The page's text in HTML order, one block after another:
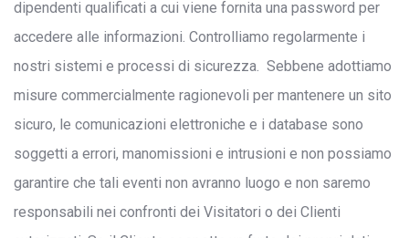
dipendenti qualificati a cui viene fornita una password per
accedere alle informazioni. Controlliamo regolarmente i
nostri sistemi e processi di sicurezza. Sebbene adottiamo
misure commercialmente ragionevoli per mantenere un sito
sicuro, le comunicazioni elettroniche e i database sono
soggetti a errori, manomissioni e intrusioni e non possiamo
garantire che tali eventi non avranno luogo e non saremo
responsabili nei confronti dei Visitatori o dei Clienti